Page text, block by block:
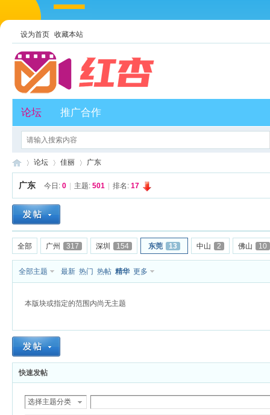
设为首页 收藏本站
论坛 推广合作
杏
»
论坛
›
佳丽 广东
广东 今日:0 主题:501 排名:17
全部 广州 317 深圳 154 东莞 13 中山 2 佛山 10
全部主题 最新 热门 热帖 精华 更多
本版块或指定的范围内尚无主题
快速发帖
选择主题分类